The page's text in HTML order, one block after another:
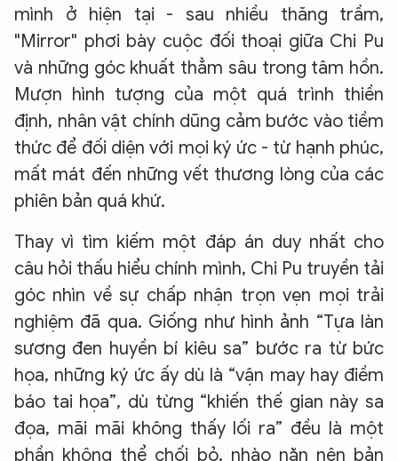
mình ở hiện tại - sau nhiều thăng trầm,
"Mirror" phơi bày cuộc đối thoại giữa Chi Pu
và những góc khuất thẳm sâu trong tâm hồn.
Mượn hình tượng của một quá trình thiền
định, nhân vật chính dũng cảm bước vào tiềm
thức để đối diện với mọi ký ức - từ hạnh phúc,
mất mát đến những vết thương lòng của các
phiên bản quá khứ.
Thay vì tìm kiếm một đáp án duy nhất cho
câu hỏi thấu hiểu chính mình, Chi Pu truyền tải
góc nhìn về sự chấp nhận trọn vẹn mọi trải
nghiệm đã qua. Giống như hình ảnh “Tựa làn
sương đen huyền bí kiêu sa” bước ra từ bức
họa, những ký ức ấy dù là “vận may hay điềm
báo tai họa”, dù từng “khiến thế gian này sa
đọa, mãi mãi không thấy lối ra” đều là một
phần không thể chối bỏ, nhào nặn nên bản